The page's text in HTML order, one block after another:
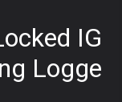
IG
Logge